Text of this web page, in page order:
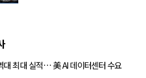
대 최대 실적… 美 AI 데이터센터 수요